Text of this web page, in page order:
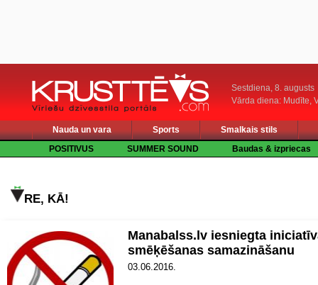
Sestdiena, 8. augusts
Vārda diena: Mudīte,
Nauda un vara Sports
Smalkais stils
POSITIVUS
SUMMER SOUND Baudas & izpriecas
RE, KĀ!
Manabalss.lv iesniegta
smēķēšanas samazināšanu
03.06.2016.